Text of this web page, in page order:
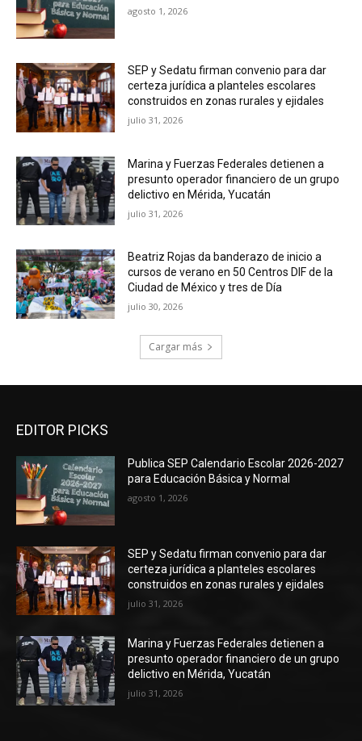
agosto 1, 2026
SEP y Sedatu firman convenio para dar
certeza jurídica a planteles escolares
construidos en zonas rurales y ejidales
julio 31, 2026
Marina y Fuerzas Federales detienen a
presunto operador financiero de un grupo
delictivo en Mérida, Yucatán
julio 31, 2026
Beatriz Rojas da banderazo de inicio a
cursos de verano en 50 Centros DIF de la
Ciudad de México y tres de Día
julio 30, 2026
Cargar más
EDITOR PICKS
Publica SEP Calendario Escolar 2026-2027
para Educación Básica y Normal
agosto 1, 2026
SEP y Sedatu firman convenio para dar
certeza jurídica a planteles escolares
construidos en zonas rurales y ejidales
julio 31, 2026
Marina y Fuerzas Federales detienen a
presunto operador financiero de un grupo
delictivo en Mérida, Yucatán
julio 31, 2026